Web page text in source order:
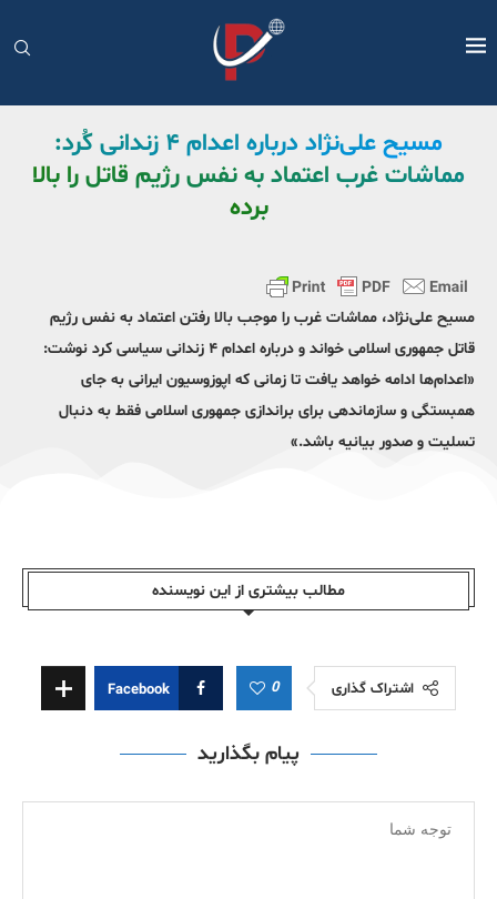
مسیح علی‌نژاد درباره اعدام ۴ زندانی کُرد:
مماشات غرب اعتماد به نفس رژیم قاتل را بالا
برده
مسیح علی‌نژاد، مماشات غرب را موجب بالا رفتن اعتماد به نفس رژیم
قاتل جمهوری اسلامی خواند و درباره اعدام ۴ زندانی سیاسی کرد نوشت:
«اعدام‌ها ادامه خواهد یافت تا زمانی که اپوزوسیون ایرانی به جای
همبستگی و سازماندهی برای براندازی جمهوری اسلامی فقط به دنبال
تسلیت و صدور بیانیه باشد.»
مطالب بیشتری از این نویسندە
اشتراک گذاری 0
Facebook
پیام بگذارید